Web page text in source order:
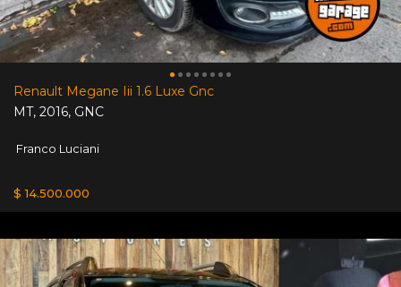
Renault Megane Iii 1.6 Luxe Gnc
MT, 2016, GNC
Franco Luciani
$ 14.500.000